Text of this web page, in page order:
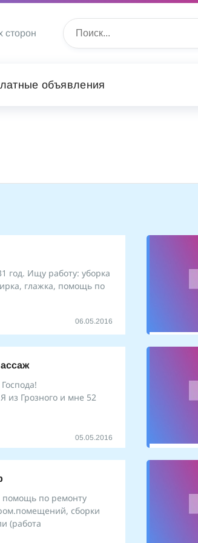
сторон
объявления
год. Ищу работу: уборка
глажка, помощь по
06.05.2016
из Грозного и мне 52
05.05.2016
помощь по ремонту
сборки
(работа